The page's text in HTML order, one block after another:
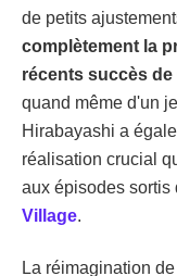
de petits
complètement la
récents succès de
quand même d'un
Hirabayashi a
réalisation crucial
aux épisodes sortis
Village.
La réimagination